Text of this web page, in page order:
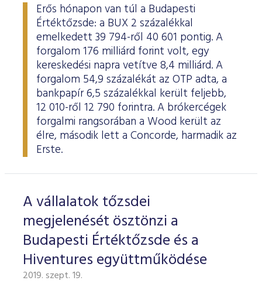
Erős hónapon van túl a Budapesti
Értéktőzsde: a BUX 2 százalékkal
emelkedett 39 794-ről 40 601 pontig. A
forgalom 176 milliárd forint volt, egy
kereskedési napra vetítve 8,4 milliárd. A
forgalom 54,9 százalékát az OTP adta, a
bankpapír 6,5 százalékkal került feljebb,
12 010-ről 12 790 forintra. A brókercégek
forgalmi rangsorában a Wood került az
élre, második lett a Concorde, harmadik az
Erste.
A vállalatok tőzsdei
megjelenését ösztönzi a
Budapesti Értéktőzsde és a
Hiventures együttműködése
2019. szept. 19.